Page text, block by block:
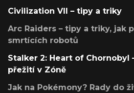
Civilization VII – tipy a triky
Arc Raiders – tipy a triky, jak
smrtících robotů
Stalker 2: Heart of Chornobyl
přežití v Zóně
Jak na Pokémony? Rady do